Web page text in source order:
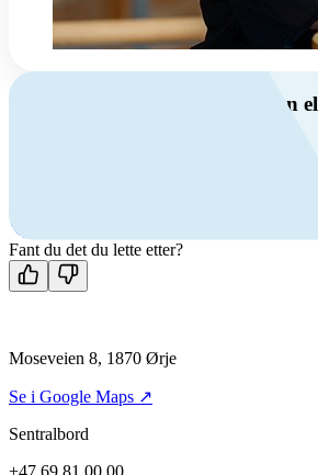
Har du spørsmål om ventilasjon
Kontakt oss
Fant du det du lette etter?
Moseveien 8, 1870 Ørje
Se i Google Maps ↗
Sentralbord
+47 69 81 00 00